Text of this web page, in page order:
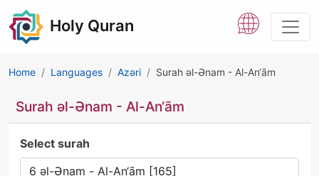
Holy Quran
Home Languages Azəri Surah əl-Ənam - Al-An‘ām
Surah əl-Ənam - Al-An‘ām
Select surah